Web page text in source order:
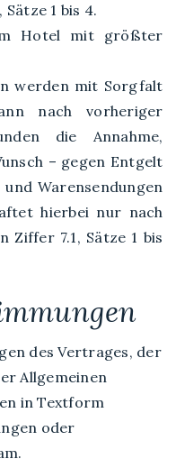
1 bis 4.
Hotel mit größter
werden mit Sorgfalt
nach vorheriger
die Annahme,
– gegen Entgelt
Warensendungen
hierbei nur nach
Ziffer 7.1, Sätze 1 bis
des Vertrages, der
Allgemeinen
in Textform
oder